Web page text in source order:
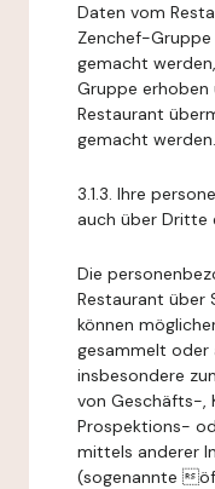
Daten vom
Zenchef-
gemacht
Gruppe erhoben
Restaurant
gemacht werden.
3.1.3. Ihre
auch über Dritte
Die
Restaurant über
können
gesammelt oder
insbesondere
von Geschäfts-,
Prospektions-
mittels anderer
(sogenannte